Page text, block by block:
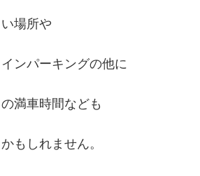
場所や
ンパーキングの他に
満車時間なども
もしれません。